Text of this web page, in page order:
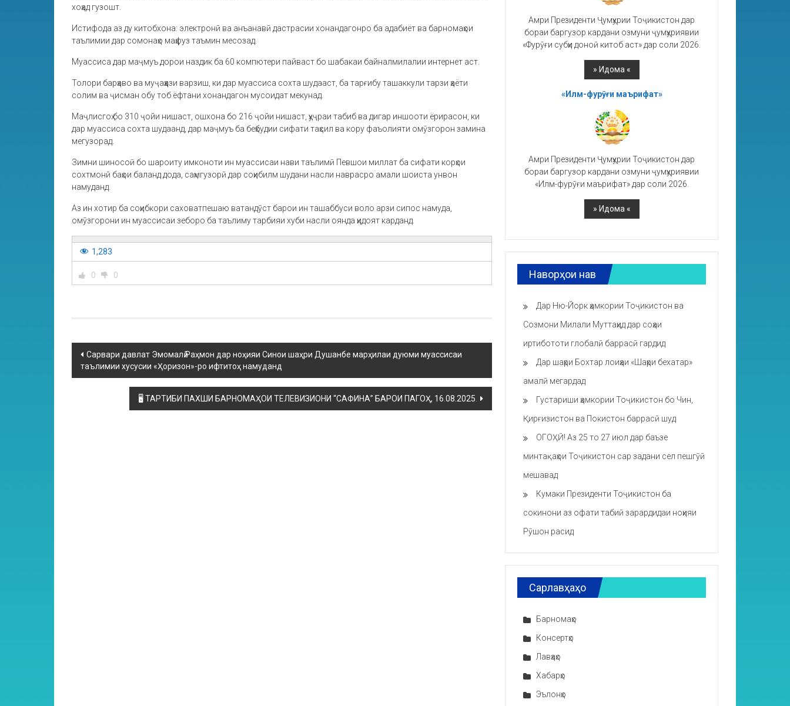
хоҳад гузошт.
Истифода аз ду китобхона: электронӣ ва анъанавӣ дастрасии хонандагонро ба адабиёт ва барномаҳои
таълимии дар сомонаҳо маҳфуз таъмин месозад.
Муассиса дар маҷмуъ дорои наздик ба 60 компютери пайваст бо шабакаи байналмилалии интернет аст.
Толори барҳаво ва муҷаҳҳази варзиш, ки дар муассиса сохта шудааст, ба тарғибу ташаккули тарзи ҳаёти
солим ва ҷисман обу тоб ёфтани хонандагон мусоидат мекунад.
Маҷлисгоҳ бо 310 ҷойи нишаст, ошхона бо 216 ҷойи нишаст, ҳуҷраи табиб ва дигар иншооти ёрирасон, ки
дар муассиса сохта шудаанд, дар маҷмуъ ба беҳбудии сифати таҳсил ва кору фаъолияти омӯзгорон замина
мегузорад.
Зимни шиносоӣ бо шароиту имконоти ин муассисаи нави таълимӣ Певшои миллат ба сифати корҳои
сохтмонӣ баҳои баланд дода, саҳмгузорӣ дар соҳибилм шудани насли наврасро амали шоиста унвон
намуданд.
Аз ин хотир ба соҳибкори саховатпешаю ватандӯст барои ин ташаббуси воло арзи сипос намуда,
омӯзгорони ин муассисаи зеборо ба таълиму тарбияи хуби насли оянда ҳидоят карданд.
1,283
0 0
Сарвари давлат Эмомалӣ Раҳмон дар ноҳияи Синои шаҳри Душанбе марҳилаи дуюми муассисаи
таълимии хусусии «Ҳоризон»-ро ифтитоҳ намуданд
🖥 ТАРТИБИ ПАХШИ БАРНОМАҲОИ ТЕЛЕВИЗИОНИ “САФИНА” БАРОИ ПАГОҲ, 16.08.2025.
Амри Президенти Ҷумҳурии Тоҷикистон дар
бораи баргузор кардани озмуни ҷумҳуриявии
«Фурӯғи субҳи доноӣ китоб аст» дар соли 2026.
«Илм-фурӯғи маърифат»
Амри Президенти Ҷумҳурии Тоҷикистон дар
бораи баргузор кардани озмуни ҷумҳуриявии
«Илм-фурӯғи маърифат» дар соли 2026.
Наворҳои нав
Дар Ню-Йорк ҳамкории Тоҷикистон ва
Созмони Милали Муттаҳид дар соҳаи
иртибототи глобалӣ баррасӣ гардид
Дар шаҳри Бохтар лоиҳаи «Шаҳри бехатар»
амалӣ мегардад
Густариши ҳамкории Тоҷикистон бо Чин,
Қирғизистон ва Покистон баррасӣ шуд
ОГОҲӢ! Аз 25 то 27 июл дар баъзе
минтақаҳои Тоҷикистон сар задани сел пешгӯӣ
мешавад
Кумаки Президенти Тоҷикистон ба
сокинони аз офати табиӣ зарардидаи ноҳияи
Рӯшон расид
Сарлавҳаҳо
Барномаҳо
Консертҳо
Лавҳаҳо
Хабарҳо
Эълонҳо